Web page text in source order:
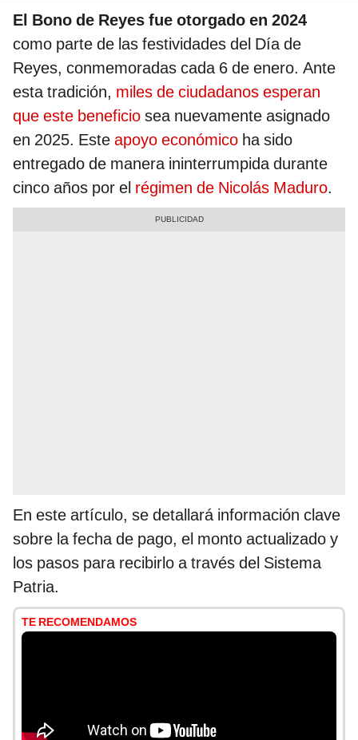
El Bono de Reyes fue otorgado en 2024
como parte de las festividades del Día de
Reyes, conmemoradas cada 6 de enero. Ante
esta tradición, miles de ciudadanos esperan
que este beneficio sea nuevamente asignado
en 2025. Este apoyo económico ha sido
entregado de manera ininterrumpida durante
cinco años por el régimen de Nicolás Maduro.
En este artículo, se detallará información clave
sobre la fecha de pago, el monto actualizado y
los pasos para recibirlo a través del Sistema
Patria.
TE RECOMENDAMOS